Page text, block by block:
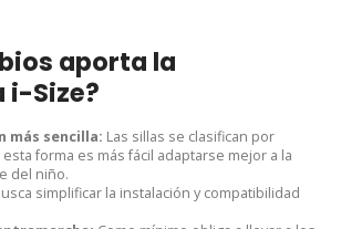
aporta la
Size?
más sencilla: Las sillas se clasifican por
forma es más fácil adaptarse mejor a la
del niño.
simplificar la instalación y compatibilidad